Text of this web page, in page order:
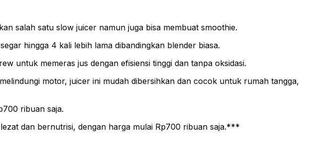
salah satu slow juicer namun juga bisa membuat smoothie.
hingga 4 kali lebih lama dibandingkan blender biasa.
untuk memeras jus dengan efisiensi tinggi dan tanpa oksidasi.
motor, juicer ini mudah dibersihkan dan cocok untuk rumah tangga,
ribuan saja.
dan bernutrisi, dengan harga mulai Rp700 ribuan saja.***